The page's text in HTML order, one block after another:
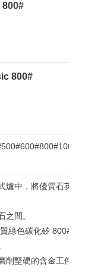
800#
800#
爐中，將優質石英砂
之間。
綠色碳化矽 800# 22-
削堅硬的含金工件。